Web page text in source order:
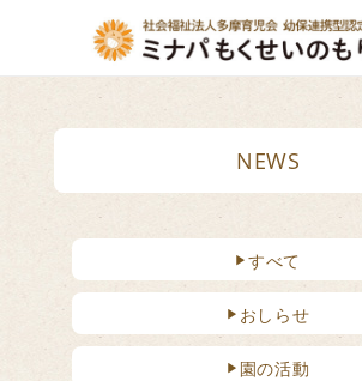
NEWS
すべて
おしらせ
園の活動